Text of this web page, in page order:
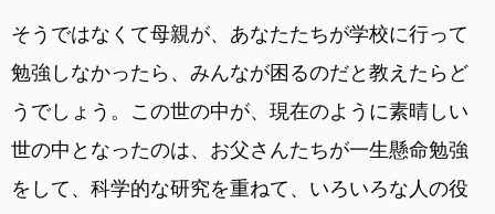
そうではなくて母親が、あなたたちが学校に行って
勉強しなかったら、みんなが困るのだと教えたらど
うでしょう。この世の中が、現在のように素晴しい
世の中となったのは、お父さんたちが一生懸命勉強
をして、科学的な研究を重ねて、いろいろな人の役